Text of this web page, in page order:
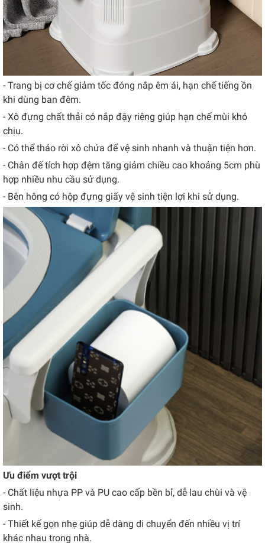
- Trang bị cơ chế giảm tốc đóng nắp êm ái, hạn chế tiếng ồn
khi dùng ban đêm.
- Xô đựng chất thải có nắp đậy riêng giúp hạn chế mùi khó
chịu.
- Có thể tháo rời xô chứa để vệ sinh nhanh và thuận tiện hơn.
- Chân đế tích hợp đệm tăng giảm chiều cao khoảng 5cm phù
hợp nhiều nhu cầu sử dụng.
- Bên hông có hộp đựng giấy vệ sinh tiện lợi khi sử dụng.
Ưu điểm vượt trội
- Chất liệu nhựa PP và PU cao cấp bền bỉ, dễ lau chùi và vệ
sinh.
- Thiết kế gọn nhẹ giúp dễ dàng di chuyển đến nhiều vị trí
khác nhau trong nhà.